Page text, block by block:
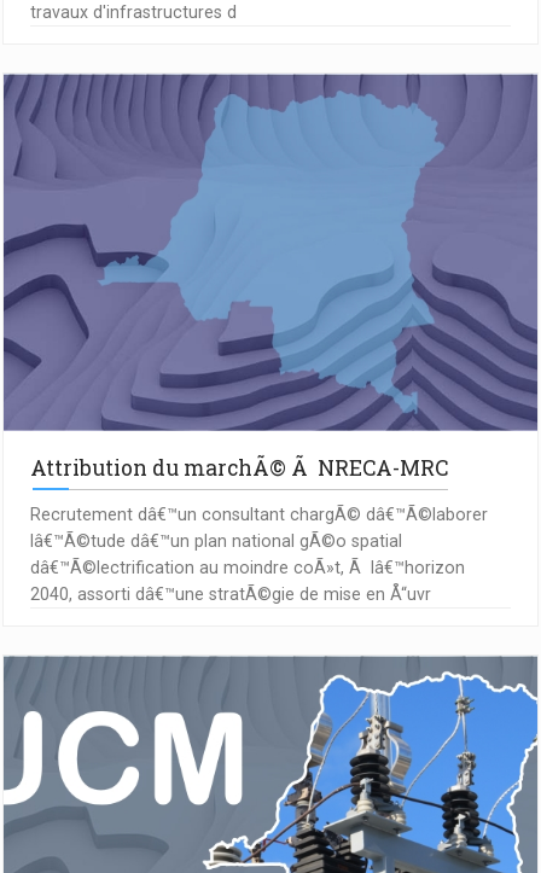
travaux d'infrastructures d
Attribution du marchÃ© Ã NRECA-MRC
Recrutement dâ€™un consultant chargÃ© dâ€™Ã©laborer
lâ€™Ã©tude dâ€™un plan national gÃ©o spatial
dâ€™Ã©lectrification au moindre coÃ»t, Ã lâ€™horizon
2040, assorti dâ€™une stratÃ©gie de mise en Å“uvr